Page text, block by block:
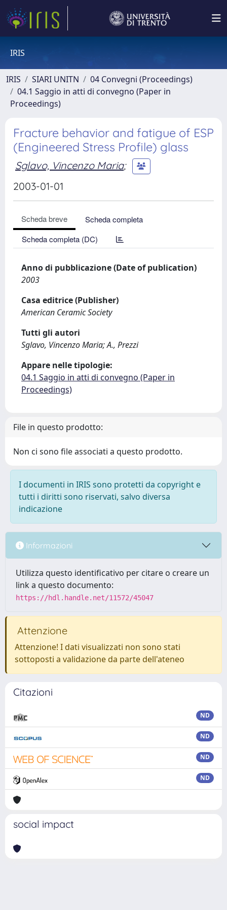
IRIS
IRIS SIARI UNITN
04 Convegni (Proceedings)
04.1 Saggio in atti di convegno (Paper in
Proceedings)
Fracture behavior and fatigue of ESP
(Engineered Stress Profile) glass
Sglavo, Vincenzo Maria;
2003-01-01
Scheda breve
Scheda completa
Scheda completa (DC)
Anno di pubblicazione (Date of publication)
2003
Casa editrice (Publisher)
American Ceramic Society
Tutti gli autori
Sglavo, Vincenzo Maria; A., Prezzi
Appare nelle tipologie:
04.1 Saggio in atti di convegno (Paper in
Proceedings)
File in questo prodotto:
Non ci sono file associati a questo prodotto.
I documenti in IRIS sono protetti da copyright e
tutti i diritti sono riservati, salvo diversa
indicazione
Informazioni
Utilizza questo identificativo per citare o creare un
link a questo documento:
https://hdl.handle.net/11572/45047
Attenzione
Attenzione! I dati visualizzati non sono stati
sottoposti a validazione da parte dell'ateneo
Citazioni
ND
ND
ND
ND
social impact